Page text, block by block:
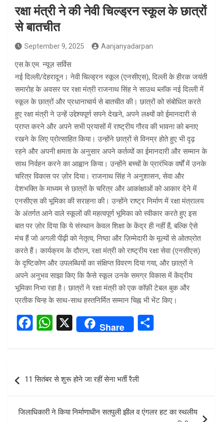
रक्षा मंत्री ने की नेवी चिल्ड्रन स्कूल के छात्रों
से बातचीत
September 9, 2025 Aanjanyadarpan
एस.के.एम. न्यूज़ सर्विस
नई दिल्ली/देहरादून। नेवी चिल्ड्रन स्कूल (एनसीएस), दिल्ली के हीरक जयंती
समारोह के अवसर पर रक्षा मंत्री राजनाथ सिंह ने साउथ ब्लॉक नई दिल्ली में
स्कूल के छात्रों और प्रधानाचार्य से बातचीत की। छात्रों को संबोधित करते
हुए रक्षा मंत्री ने उन्हें उद्देश्यपूर्ण सपने देखने, अपने लक्ष्यों को ईमानदारी से
प्राप्त करने और अपने सभी प्रयासों में राष्ट्रीय गौरव की भावना को बनाए
रखने के लिए प्रोत्साहित किया। उन्होंने छात्रों से विनम्र होते हुए भी दृढ़
रहने और अपनी क्षमता के अनुसार अपने कर्तव्यों का ईमानदारी और सम्मान के
साथ निर्वहन करने का आह्वान किया। उन्होंने बच्चों के प्रारंभिक वर्षों में उनके
चरित्र विकास पर ज़ोर दिया। राजनाथ सिंह ने अनुशासन, सेवा और
देशभक्ति के माध्यम से छात्रों के चरित्र और आकांक्षाओं को आकार देने में
एनसीएस की भूमिका की सराहना की। उन्होंने राष्ट्र निर्माण में रक्षा मंत्रालय
के अंतर्गत आने वाले स्कूलों की महत्वपूर्ण भूमिका को स्वीकार करते हुए इस
बात पर ज़ोर दिया कि ये संस्थान केवल शिक्षा के केंद्र ही नहीं हैं, बल्कि ऐसे
मंच हैं जो अगली पीढ़ी को नेतृत्व, निष्ठा और ज़िम्मेदारी के मूल्यों से ओतप्रोत
करते हैं। कार्यक्रम के दौरान, रक्षा मंत्री को राष्ट्रीय रक्षा सेवा (एनसीएस)
के दृष्टिकोण और उपलब्धियों का संक्षिप्त विवरण दिया गया, और छात्रों ने
अपने अनुभव साझा किए कि कैसे स्कूल उनके समग्र विकास में केंद्रीय
भूमिका निभा रहा है। छात्रों ने रक्षा मंत्री को एक कॉफ़ी टेबल बुक और
प्रतीक चिन्ह के साथ-साथ हस्तनिर्मित सम्मान चिह्न भी भेंट किए।
F
ce
b
o
o
k
W
at
s
A
p
p
X Share
ar
navigation
11 सितंबर से शुरू होने जा रहीं सेना भर्ती रैली
जिलाधिकारी ने किया निर्माणाधीन सतपुली झील व एंगलर हट का स्थलीय